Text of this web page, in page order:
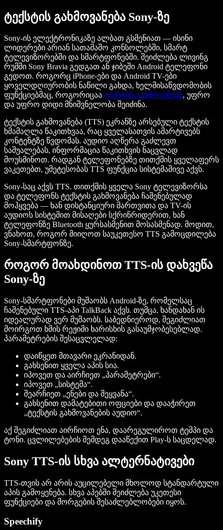
ტექსტის გახმოვანება Sony-ზე
Sony-ის ელექტრონიკაზე ალბათ გსმენიათ — ისინი
ლიდერები არიან სათამაშო კონსოლებში, სმარტ
ტელევიზორებში და სმარტფონებში. შეიძლება ლივინგ
რუმში Sony Bravia გედგათ ან ჯიბეში Android ტელეფონი
გედოთ. როგორც iPhone-ები და Android TV-ები
ყოველდღიურობის ნაწილი გახდა, ხელმისაწვდომობის
ფუნქციებმაც, როგორიცაა ტექსტის გახმოვანება, უფრო
და უფრო დიდი მნიშვნელობა შეიძინა.
ტექსტის გახმოვანება (TTS) ეკრანზე არსებული ტექსტის
ხმამაღლა წაკითხვაა, რაც ყველასათვის ამარტივებს
კონტენტზე წვდომას. აუდიო აღწერა გაძლევთ
საშუალებას, ინფორმაცია წაკითხვის ნაცვლად
მოუსმინოთ. რადგან ტელეფონებზე თითქმის ყველაფერს
ვაკეთებთ, უმეტესობას TTS ფუნქცია სისტემაშივე აქვს.
Sony-საც აქვს TTS. თითქმის ყველა Sony ტელევიზორსა
და ტელეფონს ტექსტის გახმოვანება ჩაშენებულად
მოჰყვება — ხან დისტანციური მართვითა და TV-ის
აუდიოს სისტემით მისაღები სქრინრიდერით, ხან
ტელეფონზე Bluetooth ყურსასმენით მოსასმენად. მოდით,
ვნახოთ, როგორ მიიღოთ საუკეთესო TTS გამოცდილება
Sony-სმარტფონზე.
როგორ მოახდინოთ TTS-ის დახვეწა
Sony-ზე
Sony-სმარტფონები მუშაობს Android-ზე, რომელსაც
ჩაშენებული TTS-აპი TalkBack აქვს. თუმცა, ხანდახან ის
იდეალურად ვერ მუშაობს. საბედნიეროდ, შეგიძლიათ
მოირგოთ ხმის რეჟიმი ხარისხის გასაუმჯობესებლად.
პარამეტრების შესაცვლელად:
დაიწყეთ მთავარი ეკრანიდან.
გახსენით ყველა აპის სია.
იპოვეთ და აირჩიეთ „პარამეტრები“.
იპოვეთ „სისტემა“.
შეარჩიეთ „ენები და შეყვანა“.
გახსენით დამატებითი ოფციები და დააჭირეთ
„ტექსტის გახმოვანების აუდიო“.
აქ შეგიძლიათ აირჩიოთ ენა, დაარეგულიროთ ტემპი და
ტონი. ცვლილებების შემდეგ დააწექით Play-ს საცდელად.
Sony TTS-ის სხვა ალტერნატივები
TTS-თვის არ არის აუცილებელი მხოლოდ სტანდარტული
აპის გამოყენება. სხვა აპებში შეიძლება უკეთესი
ფუნქციები და მორგების შესაძლებლობები იყოს.
Speechify